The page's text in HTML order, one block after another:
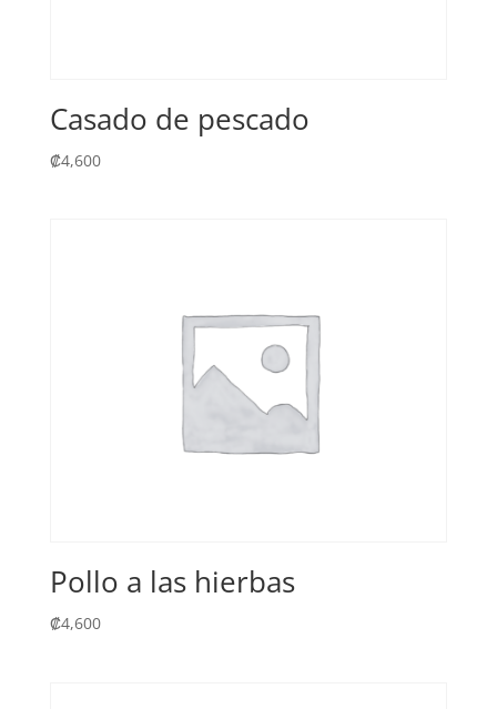
Casado de pescado
₡4,600
Pollo a las hierbas
₡4,600